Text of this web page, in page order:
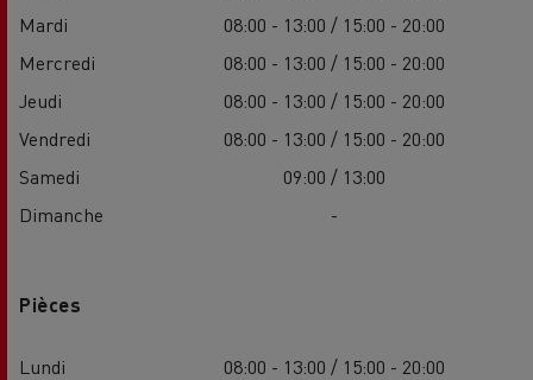
Mardi
08:00 - 13:00 / 15:00 - 20:00
Mercredi
08:00 - 13:00 / 15:00 - 20:00
Jeudi
08:00 - 13:00 / 15:00 - 20:00
Vendredi
08:00 - 13:00 / 15:00 - 20:00
Samedi
09:00 / 13:00
Dimanche
-
Pièces
Lundi
08:00 - 13:00 / 15:00 - 20:00